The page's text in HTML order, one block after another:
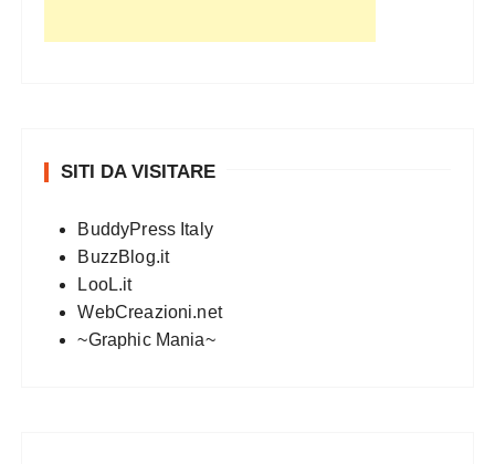
SITI DA VISITARE
BuddyPress Italy
BuzzBlog.it
LooL.it
WebCreazioni.net
~Graphic Mania~